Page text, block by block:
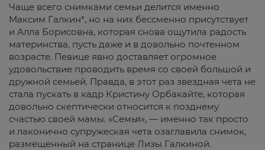
Чаще всего снимками семьи делится именно
Максим Галкин*, но на них бессменно присутствует
и Алла Борисовна, которая снова ощутила радость
материнства, пусть даже и в довольно почтенном
возрасте. Певице явно доставляет огромное
удовольствие проводить время со своей большой и
дружной семьей. Правда, в этот раз звездная чета не
стала пускать в кадр Кристину Орбакайте, которая
довольно скептически относится к позднему
счастью своей мамы. «Семья», — именно так просто
и лаконично супружеская чета озаглавила снимок,
размещенный на странице Лизы Галкиной.